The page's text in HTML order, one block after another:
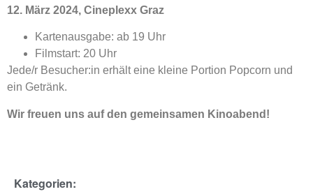
12. März 2024, Cineplexx Graz
Kartenausgabe: ab 19 Uhr
Filmstart: 20 Uhr
Jede/r Besucher:in erhält eine kleine Portion Popcorn und
ein Getränk.
Wir freuen uns auf den gemeinsamen Kinoabend!
Kategorien: